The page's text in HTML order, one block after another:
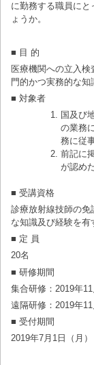
に勤務する職員に
ょうか。
■ 目 的
医療機関への立入
門的かつ実務的な知
■ 対象者
国及び
の業務
務に従
前記に
が認め
■ 受講資格
診療放射線技師の免
な知識及び経験を有
■ 定 員
20名
■ 研修期間
集合研修：2019年
遠隔研修：2019年
■ 受付期間
2019年7月1日（月